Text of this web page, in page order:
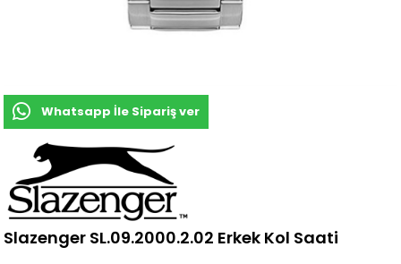
Whatsapp İle Sipariş ver
Slazenger SL.09.2000.2.02 Erkek Kol Saati